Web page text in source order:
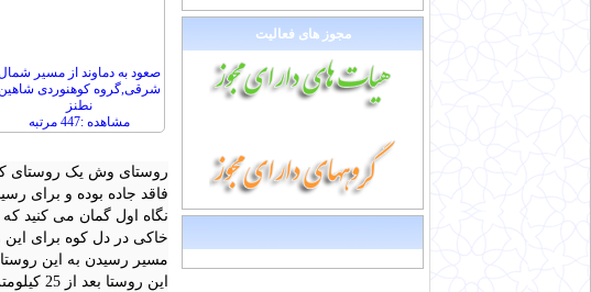
مجوز های فعالیت
صعود به دماوند از مسیر
شرقی,گروه کوهنوردی
نطنز
مشاهده :447 مرتبه
روستای وش یک روستای کم
فاقد جاده بوده و برای
نگاه اول گمان می کنید
خاکی در دل کوه برای این
این